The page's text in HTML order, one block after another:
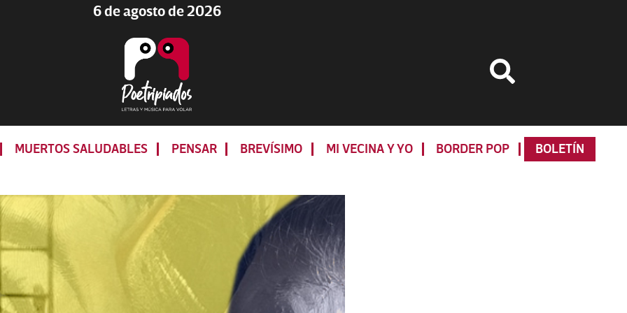
6 de agosto de 2026
LETRAS
Y
PARA
VOLAR
MUERTOS SALUDABLES PENSAR BREVÍSIMO MI VECINA Y YO BORDER POP BOLETÍN